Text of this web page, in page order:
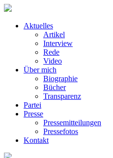
Aktuelles
Artikel
Interview
Rede
Video
Über mich
Biographie
Bücher
Transparenz
Partei
Presse
Pressemitteilungen
Pressefotos
Kontakt